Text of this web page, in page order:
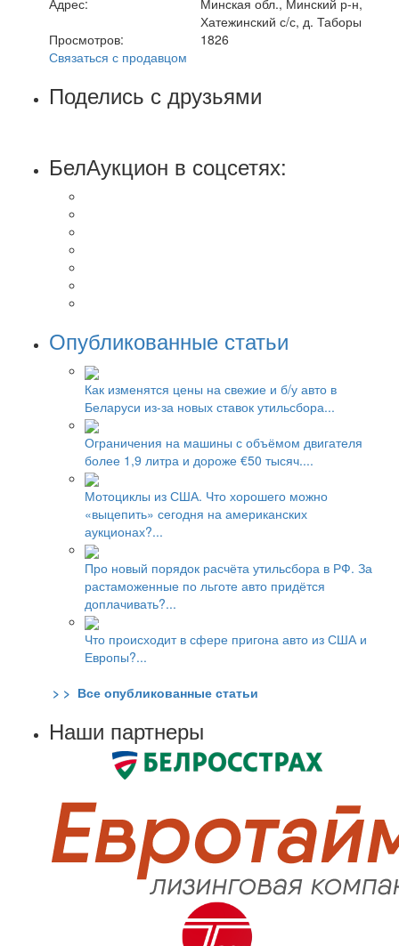
Хатежинский с/с, д. Таборы
Просмотров:
1826
Связаться с продавцом
Поделись с друзьями
БелАукцион в соцсетях:
Опубликованные статьи
Как изменятся цены на свежие и б/у авто в
Беларуси из-за новых ставок утильсбора...
Ограничения на машины с объёмом двигателя
более 1,9 литра и дороже €50 тысяч....
Мотоциклы из США. Что хорошего можно
«выцепить» сегодня на американских
аукционах?...
Про новый порядок расчёта утильсбора в РФ. За
растаможенные по льготе авто придётся
доплачивать?...
Что происходит в сфере пригона авто из США и
Европы?...
> > Все опубликованные статьи
Наши партнеры